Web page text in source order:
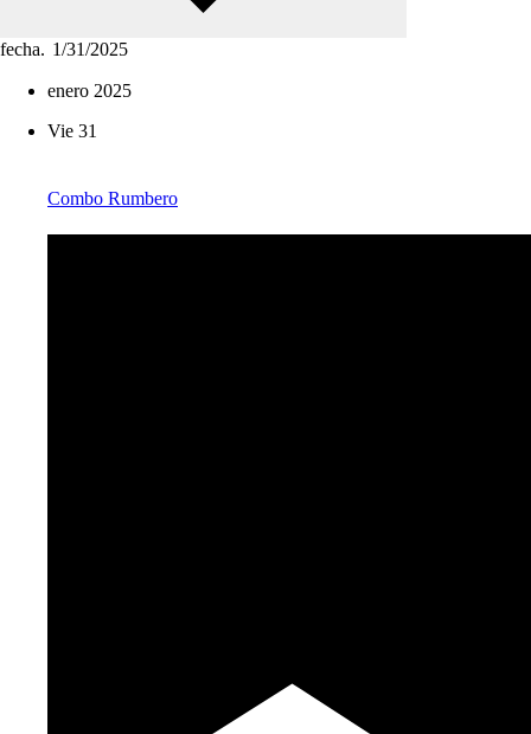
fecha.
enero 2025
Vie 31
Combo Rumbero